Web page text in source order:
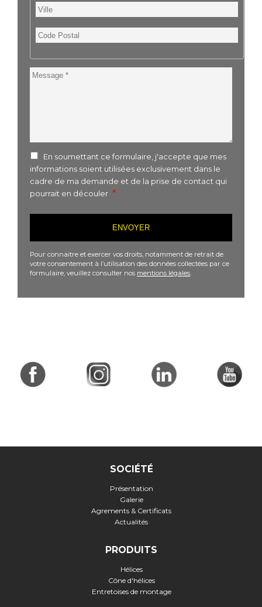
Ville
Code
Postal
Message
En soumettant ce formulaire, j'accepte que mes
informations soient utilisées exclusivement dans le
cadre de ma demande et de la prise de contact qui
pourrait en découler
Pour connaitre et exercer vos droits, notamment de retrait de
votre consentement à l’utilisation des données collectées par ce
formulaire, veuillez consulter nos mentions légales
SOCIÉTÉ
Présentation
Galerie
Agrements & Certificats
Actualités
PRODUITS
Hélices
Cône d'hélices
Entretoises de montage